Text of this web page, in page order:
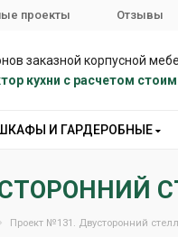
проекты Отзывы
заказной корпусной
кухни с расчетом
И ГАРДЕРОБНЫЕ
Проект №131. Двусторонний